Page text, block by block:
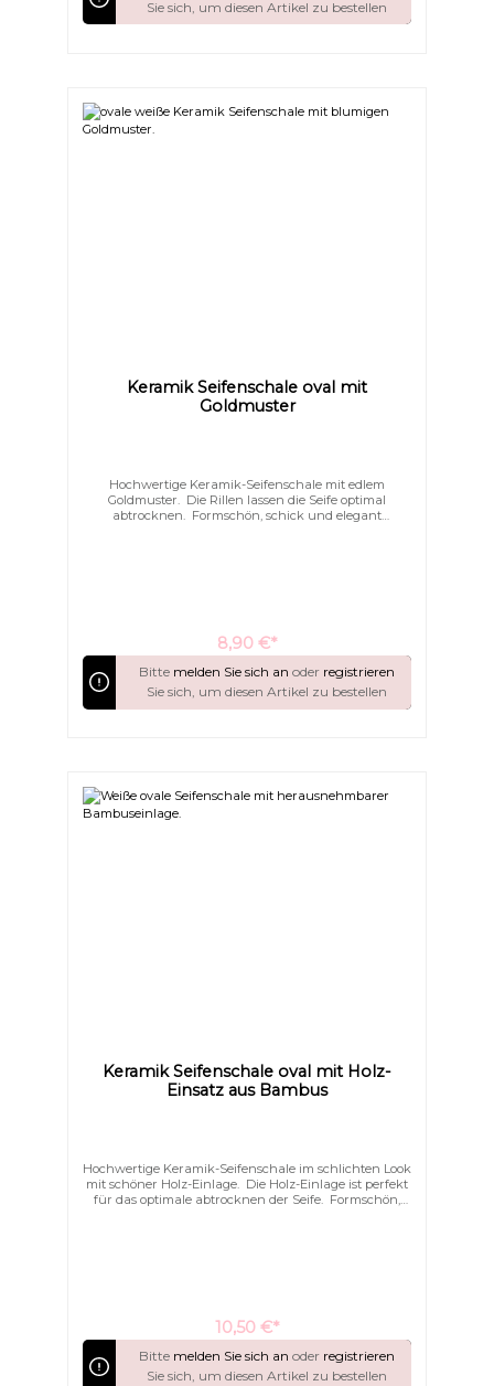
Sie sich, um diesen Artikel zu bestellen
Keramik Seifenschale oval mit
Goldmuster
Hochwertige Keramik-Seifenschale mit edlem
Goldmuster. Die Rillen lassen die Seife optimal
abtrocknen. Formschön, schick und elegant
8,90 €*
Bitte melden Sie sich an oder registrieren
Sie sich, um diesen Artikel zu bestellen
Keramik Seifenschale oval mit Holz-
Einsatz aus Bambus
Hochwertige Keramik-Seifenschale im schlichten Look
mit schöner Holz-Einlage. Die Holz-Einlage ist perfekt
für das optimale abtrocknen der Seife. Formschön,
10,50 €*
Bitte melden Sie sich an oder registrieren
Sie sich, um diesen Artikel zu bestellen